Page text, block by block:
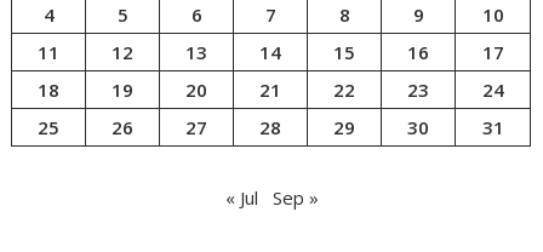
4
5 6 7 8 9
10
11
12 13 14 15 16
17
18
19 20 21 22 23
24
25
26 27 28 29 30 31
« Jul Sep »